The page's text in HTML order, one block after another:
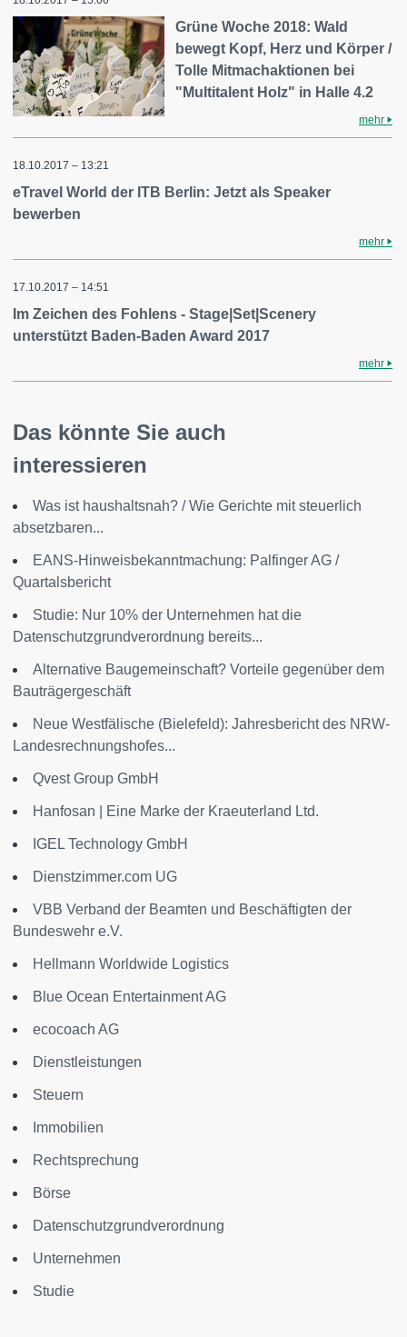
Grüne Woche 2018: Wald
bewegt Kopf, Herz und Körper /
Tolle Mitmachaktionen bei
"Multitalent Holz" in Halle 4.2
mehr
18.10.2017 – 13:21
eTravel World der ITB Berlin: Jetzt als Speaker
bewerben
mehr
17.10.2017 – 14:51
Im Zeichen des Fohlens - Stage|Set|Scenery
unterstützt Baden-Baden Award 2017
mehr
Das könnte Sie auch
interessieren
Was ist haushaltsnah? / Wie Gerichte mit steuerlich
absetzbaren...
EANS-Hinweisbekanntmachung: Palfinger AG /
Quartalsbericht
Studie: Nur 10% der Unternehmen hat die
Datenschutzgrundverordnung bereits...
Alternative Baugemeinschaft? Vorteile gegenüber dem
Bauträgergeschäft
Neue Westfälische (Bielefeld): Jahresbericht des NRW-
Landesrechnungshofes...
Qvest Group GmbH
Hanfosan | Eine Marke der Kraeuterland Ltd.
IGEL Technology GmbH
Dienstzimmer.com UG
VBB Verband der Beamten und Beschäftigten der
Bundeswehr e.V.
Hellmann Worldwide Logistics
Blue Ocean Entertainment AG
ecocoach AG
Dienstleistungen
Steuern
Immobilien
Rechtsprechung
Börse
Datenschutzgrundverordnung
Unternehmen
Studie